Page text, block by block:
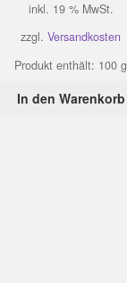
inkl. 19 % MwSt.
zzgl.Versandkosten
Produkt enthält: 100g
In den Warenkorb